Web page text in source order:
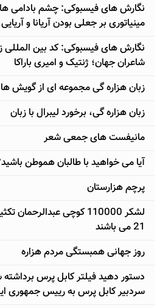
نگارش های فیسبوکی: چشم بادامی
مینیاتوری بر جعلی بودن آریانا و آریایی
نگارش های فیسبوکی: کد بین المللی
شاعران جهان؛ ژنتیک و امیری باراکا
زبان هزاره گی مجموعه ای از گویش
زبان هزاره گی، برخورد لیبرال با زبان
مانیفست های جمعی شعر
آيا می خواهید با طالبان هموطن
پرچم هزارستان
لشکر 110000 کوچی
21 می باشند
روز جهانی همبستگی مردم هزاره
دستور دهید فیلتر کابل پرس
سردبیر کابل پرس به رییس جمهوری